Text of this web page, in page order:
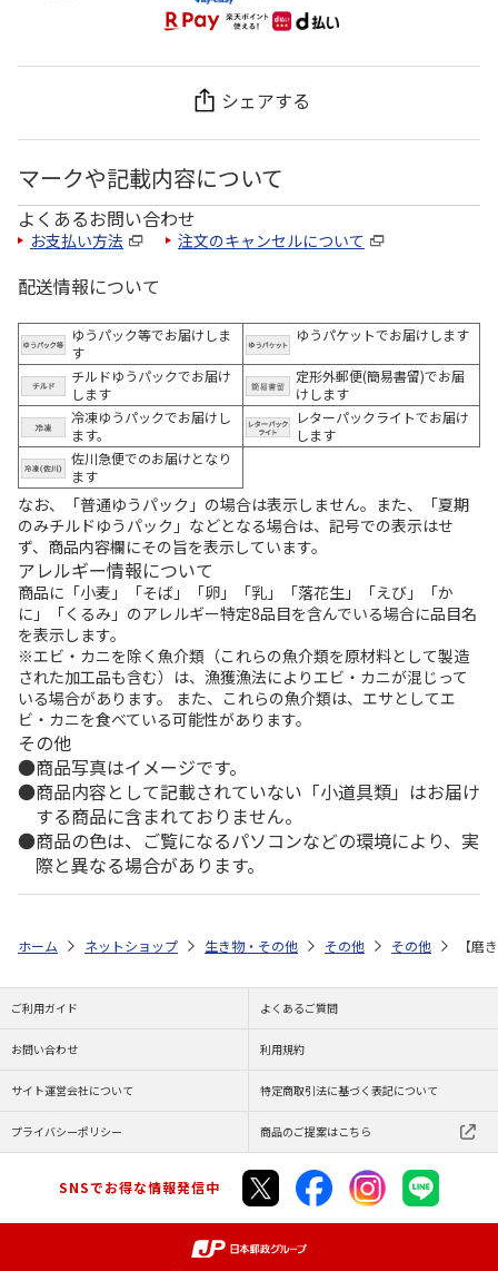
シェアする
マークや記載内容について
よくあるお問い合わせ
お支払い方法 注文のキャンセルについて
配送情報について
ゆうパック等でお届けしま
す
ゆうパケットでお届けします
チルドゆうパックでお届け
します
定形外郵便(簡易書留)でお届
けします
冷凍ゆうパックでお届けし
ます。
レターパックライトでお届け
します
佐川急便でのお届けとなり
ます
なお、「普通ゆうパック」の場合は表示しません。また、「夏期
のみチルドゆうパック」などとなる場合は、記号での表示はせ
ず、商品内容欄にその旨を表示しています。
アレルギー情報について
商品に「小麦」「そば」「卵」「乳」「落花生」「えび」「か
に」「くるみ」のアレルギー特定8品目を含んでいる場合に品目名
を表示します。
※エビ・カニを除く魚介類（これらの魚介類を原材料として製造
された加工品も含む）は、漁獲漁法によりエビ・カニが混じって
いる場合があります。 また、これらの魚介類は、エサとしてエ
ビ・カニを食べている可能性があります。
その他
商品写真はイメージです。
商品内容として記載されていない「小道具類」はお届け
する商品に含まれておりません。
商品の色は、ご覧になるパソコンなどの環境により、実
際と異なる場合があります。
ホーム ネットショップ 生き物・その他 その他 その他 【磨
ご利用ガイド よくあるご質問
お問い合わせ 利用規約
サイト運営会社について 特定商取引法に基づく表記について
プライバシーポリシー 商品のご提案はこちら
SNSでお得な情報発信中